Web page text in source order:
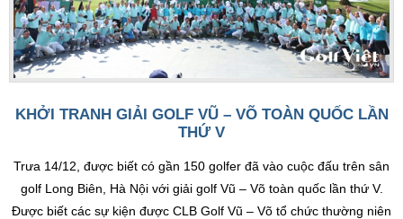
KHỞI TRANH GIẢI GOLF VŨ – VÕ TOÀN QUỐC LẦN
THỨ V
Trưa 14/12, được biết có gần 150 golfer đã vào cuộc đấu trên sân
golf Long Biên, Hà Nội với giải golf Vũ – Võ toàn quốc lần thứ V.
Được biết các sự kiện được CLB Golf Vũ – Võ tổ chức thường niên